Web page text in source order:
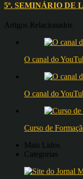
5º. SEMINÁRIO DE
Artigos Relacionados
O canal do
O canal do
Curso de
Mais Lidos
Categorias